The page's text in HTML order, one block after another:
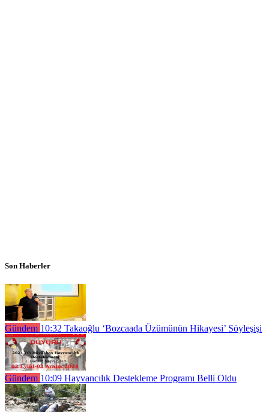
Son Haberler
Gündem 10:32 Takaoğlu ‘Bozcaada Üzümünün Hikayesi’ Söyleşişi
Gündem 10:09 Hayvancılık Destekleme Programı Belli Oldu